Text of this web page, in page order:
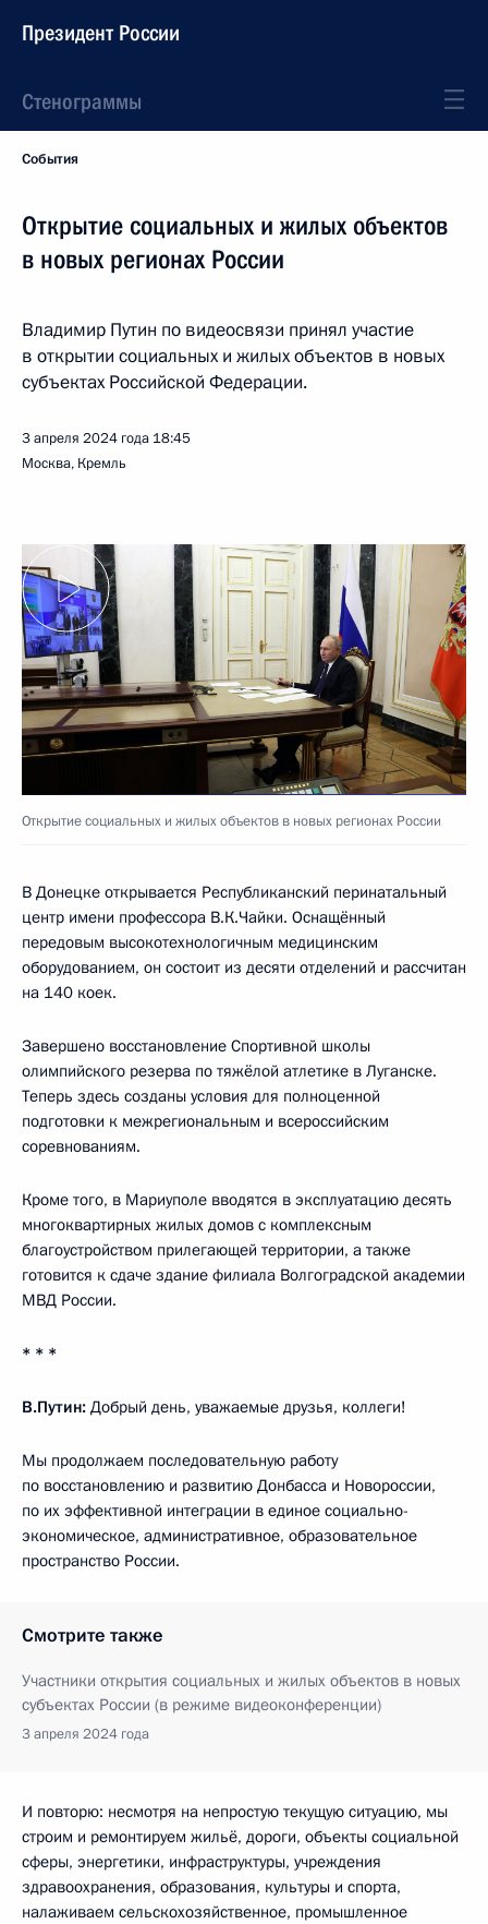
Президент России
Стенограммы
События
Открытие социальных и жилых объектов
в новых регионах России
Владимир Путин по видеосвязи принял участие
в открытии социальных и жилых объектов в новых
субъектах Российской Федерации.
3 апреля 2024 года 18:45
Москва, Кремль
Открытие социальных и жилых объектов в новых регионах России
В Донецке открывается Республиканский перинатальный
центр имени профессора В.К.Чайки. Оснащённый
передовым высокотехнологичным медицинским
оборудованием, он состоит из десяти отделений и рассчитан
на 140 коек.
Завершено восстановление Спортивной школы
олимпийского резерва по тяжёлой атлетике в Луганске.
Теперь здесь созданы условия для полноценной
подготовки к межрегиональным и всероссийским
соревнованиям.
Кроме того, в Мариуполе вводятся в эксплуатацию десять
многоквартирных жилых домов с комплексным
благоустройством прилегающей территории, а также
готовится к сдаче здание филиала Волгоградской академии
МВД России.
* * *
В.Путин: Добрый день, уважаемые друзья, коллеги!
Мы продолжаем последовательную работу
по восстановлению и развитию Донбасса и Новороссии,
по их эффективной интеграции в единое социально-
экономическое, административное, образовательное
пространство России.
Смотрите также
Участники открытия социальных и жилых объектов в новых
субъектах России (в режиме видеоконференции)
3 апреля 2024 года
И повторю: несмотря на непростую текущую ситуацию, мы
строим и ремонтируем жильё, дороги, объекты социальной
сферы, энергетики, инфраструктуры, учреждения
здравоохранения, образования, культуры и спорта,
налаживаем сельскохозяйственное, промышленное